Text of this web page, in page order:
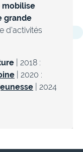
mobilise
grande
d’activités
| 2018 :
| 2020 :
| 2024